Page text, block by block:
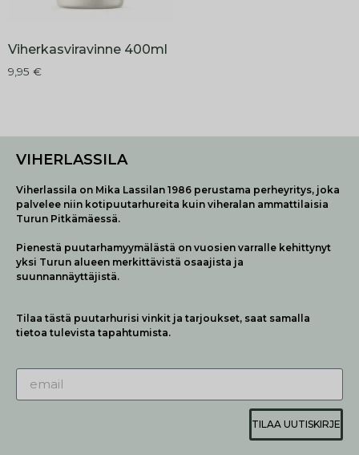
Viherkasviravinne 400ml
9,95 €
VIHERLASSILA
Viherlassila on Mika Lassilan 1986 perustama perheyritys, joka
palvelee niin kotipuutarhureita kuin viheralan ammattilaisia
Turun Pitkämäessä.
Pienestä puutarhamyymälästä on vuosien varralle kehittynyt
yksi Turun alueen merkittävistä osaajista ja
suunnannäyttäjistä.
Tilaa tästä puutarhurisi vinkit ja tarjoukset, saat samalla
tietoa tulevista tapahtumista.
TILAA UUTISKIRJE